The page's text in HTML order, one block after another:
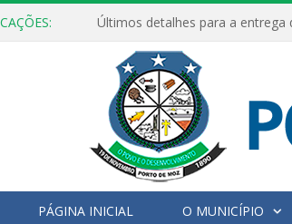
Últimos detalhes para a entrega
PÁGINA INICIAL O MUNICÍPIO